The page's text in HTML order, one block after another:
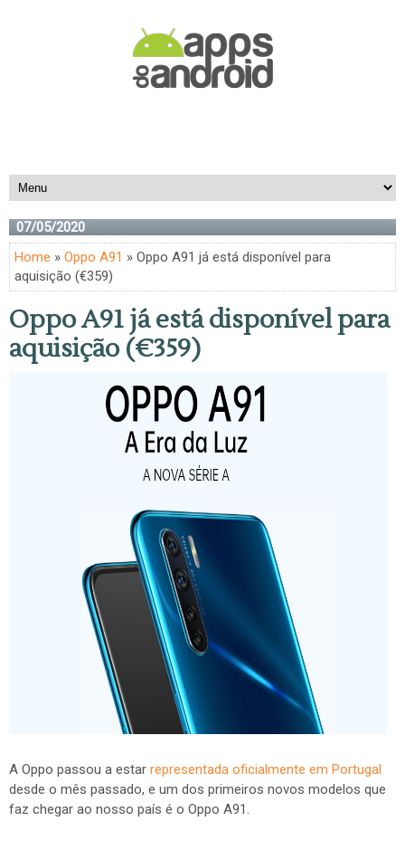
07/05/2020
Home » Oppo A91 » Oppo A91 já está disponível para
aquisição (€359)
Oppo A91 já está disponível para
aquisição (€359)
A Oppo passou a estar representada oficialmente em Portugal
desde o mês passado, e um dos primeiros novos modelos que
faz chegar ao nosso país é o Oppo A91.